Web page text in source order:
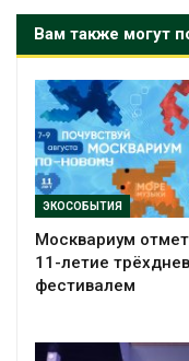
Вам также могут
ЭКОСОБЫТИЯ
Москвариум
11-летие
фестивалем